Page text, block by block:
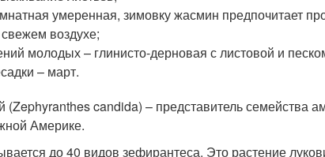
умеренная, зимовку жасмин предпочитает
воздухе;
молодых – глинисто-дерновая с листовой и
– март.
candida) – представитель семейства
Америке.
до 40 видов зефирантеса. Это растение